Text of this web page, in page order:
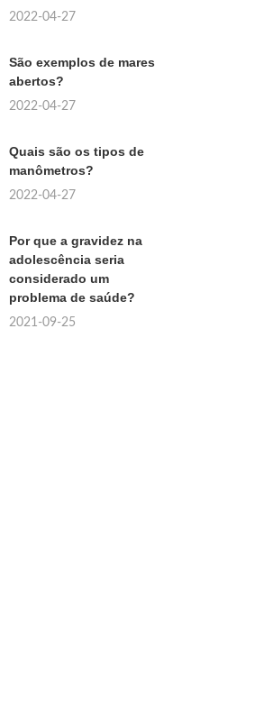
2022-04-27
São exemplos de mares
abertos?
2022-04-27
Quais são os tipos de
manômetros?
2022-04-27
Por que a gravidez na
adolescência seria
considerado um
problema de saúde?
2021-09-25